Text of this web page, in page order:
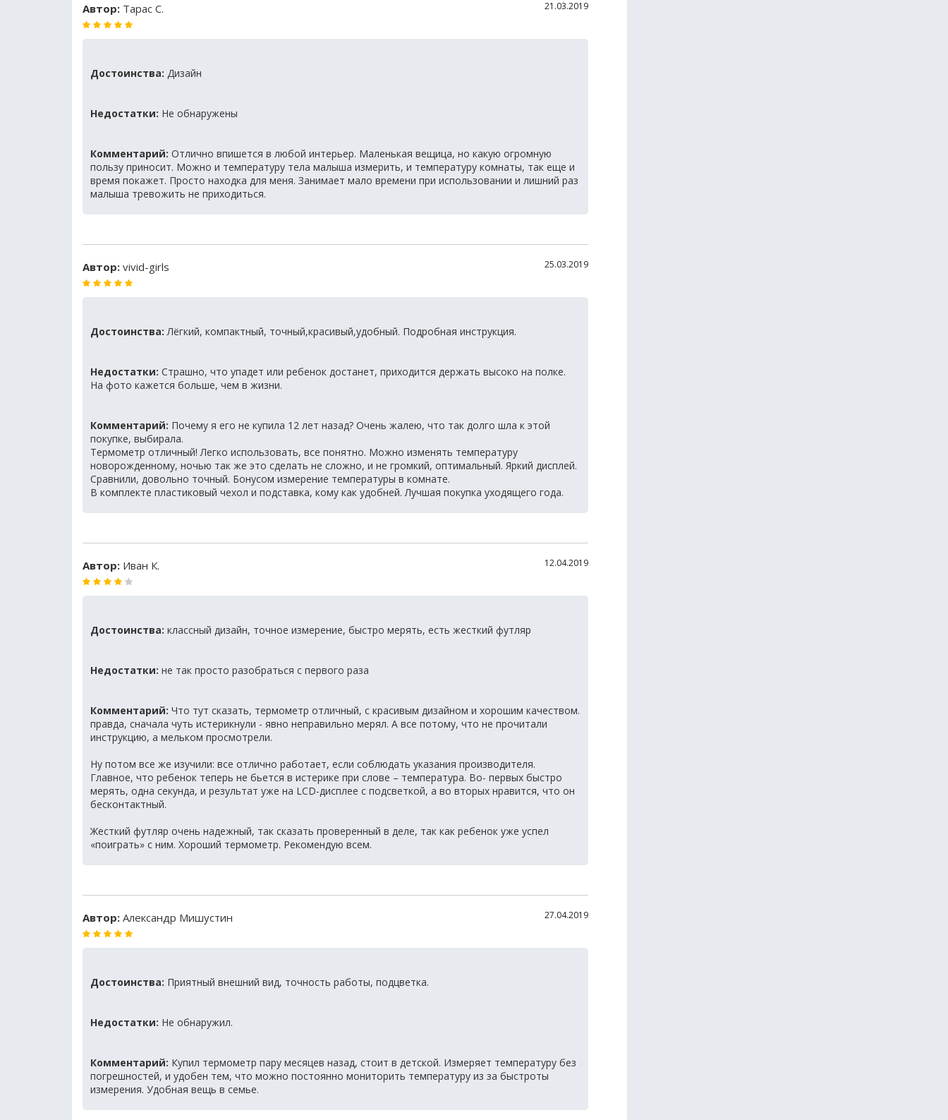
Автор: Тарас С. 21.03.2019
Достоинства: Дизайн
Недостатки: Не обнаружены
Комментарий: Отлично впишется в любой интерьер. Маленькая вещица, но какую огромную
пользу приносит. Можно и температуру тела малыша измерить, и температуру комнаты, так еще и
время покажет. Просто находка для меня. Занимает мало времени при использовании и лишний раз
малыша тревожить не приходиться.
Автор: vivid-girls 25.03.2019
Достоинства: Лёгкий, компактный, точный,красивый,удобный. Подробная инструкция.
Недостатки: Страшно, что упадет или ребенок достанет, приходится держать высоко на полке.
На фото кажется больше, чем в жизни.
Комментарий: Почему я его не купила 12 лет назад? Очень жалею, что так долго шла к этой
покупке, выбирала.
Термометр отличный! Легко использовать, все понятно. Можно изменять температуру
новорожденному, ночью так же это сделать не сложно, и не громкий, оптимальный. Яркий дисплей.
Сравнили, довольно точный. Бонусом измерение температуры в комнате.
В комплекте пластиковый чехол и подставка, кому как удобней. Лучшая покупка уходящего года.
Автор: Иван К. 12.04.2019
Достоинства: классный дизайн, точное измерение, быстро мерять, есть жесткий футляр
Недостатки: не так просто разобраться с первого раза
Комментарий: Что тут сказать, термометр отличный, с красивым дизайном и хорошим качеством.
правда, сначала чуть истерикнули - явно неправильно мерял. А все потому, что не прочитали
инструкцию, а мельком просмотрели.
Ну потом все же изучили: все отлично работает, если соблюдать указания производителя.
Главное, что ребенок теперь не бьется в истерике при слове – температура. Во- первых быстро
мерять, одна секунда, и результат уже на LCD-дисплее с подсветкой, а во вторых нравится, что он
бесконтактный.
Жесткий футляр очень надежный, так сказать проверенный в деле, так как ребенок уже успел
«поиграть» с ним. Хороший термометр. Рекомендую всем.
Автор: Александр Мишустин 27.04.2019
Достоинства: Приятный внешний вид, точность работы, подцветка.
Недостатки: Не обнаружил.
Комментарий: Купил термометр пару месяцев назад, стоит в детской. Измеряет температуру без
погрешностей, и удобен тем, что можно постоянно мониторить температуру из за быстроты
измерения. Удобная вещь в семье.